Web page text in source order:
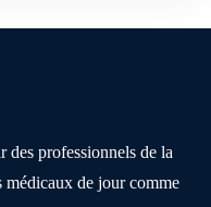
des professionnels de la
médicaux de jour comme